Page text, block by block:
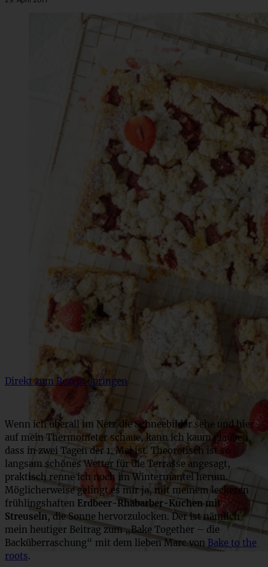
Direkt zum Rezept springen
Wenn ich überall im Netz die Schneebilder sehe und hier
auf mein Thermometer schaue, kann ich kaum glauben,
dass in zwei Tagen der 1. Mai ist. Theoretisch ist so
langsam schönes Wetter für die Terrasse angesagt,
praktisch renne ich noch im Wintermantel herum.
Möglicherweise gelingt es mir ja, mit meinem leckeren
frühlingshaften Erdbeer-Rhabarber-Kuchen mit
Streuseln, die Sonne hervorzulocken. Der ist nämlich
mein heutiger Beitrag zum „Bake Together – die
Backüberraschung“ mit dem lieben Marc von Bake to the
roots.